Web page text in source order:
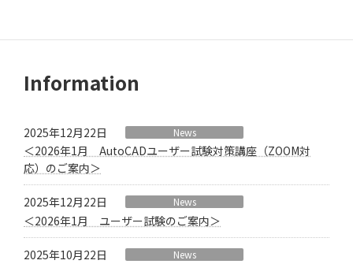
Information
2025年12月22日 News
＜2026年1月 AutoCADユーザー試験対策講座（ZOOM対
応）のご案内＞
2025年12月22日 News
＜2026年1月 ユーザー試験のご案内＞
2025年10月22日 News